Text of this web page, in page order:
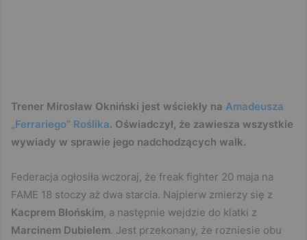
Trener Mirosław Okniński jest wściekły na Amadeusza
„Ferrariego” Roślika. Oświadczył, że zawiesza wszystkie
wywiady w sprawie jego nadchodzących walk.
Federacja ogłosiła wczoraj, że freak fighter 20 maja na
FAME 18 stoczy aż dwa starcia. Najpierw zmierzy się z
Kacprem Błońskim, a następnie wejdzie do klatki z
Marcinem Dubielem. Jest przekonany, że rozniesie obu